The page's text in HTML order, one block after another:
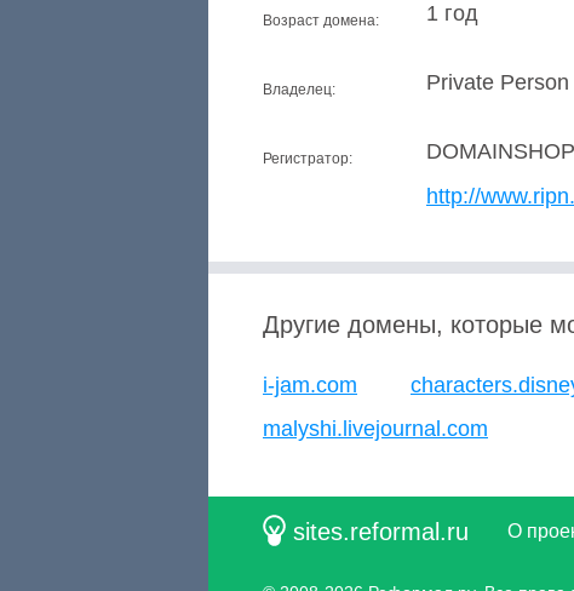
Возраст домена: 1 год
Владелец: Private Person
Регистратор:
http://
Другие домены, которые
i-jam.com
malyshi.livejournal.com
sites.reformal.ru О